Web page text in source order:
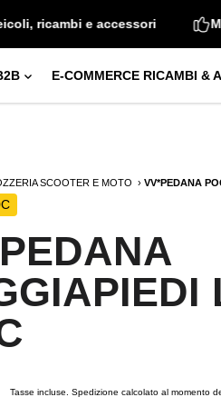
perveicoli, ricambi e accessori
E-COMMERCE RICAMBI &
SCOOTER E MOTO VV*PEDANA
Tasse incluse. Spedizione calcolato al momento